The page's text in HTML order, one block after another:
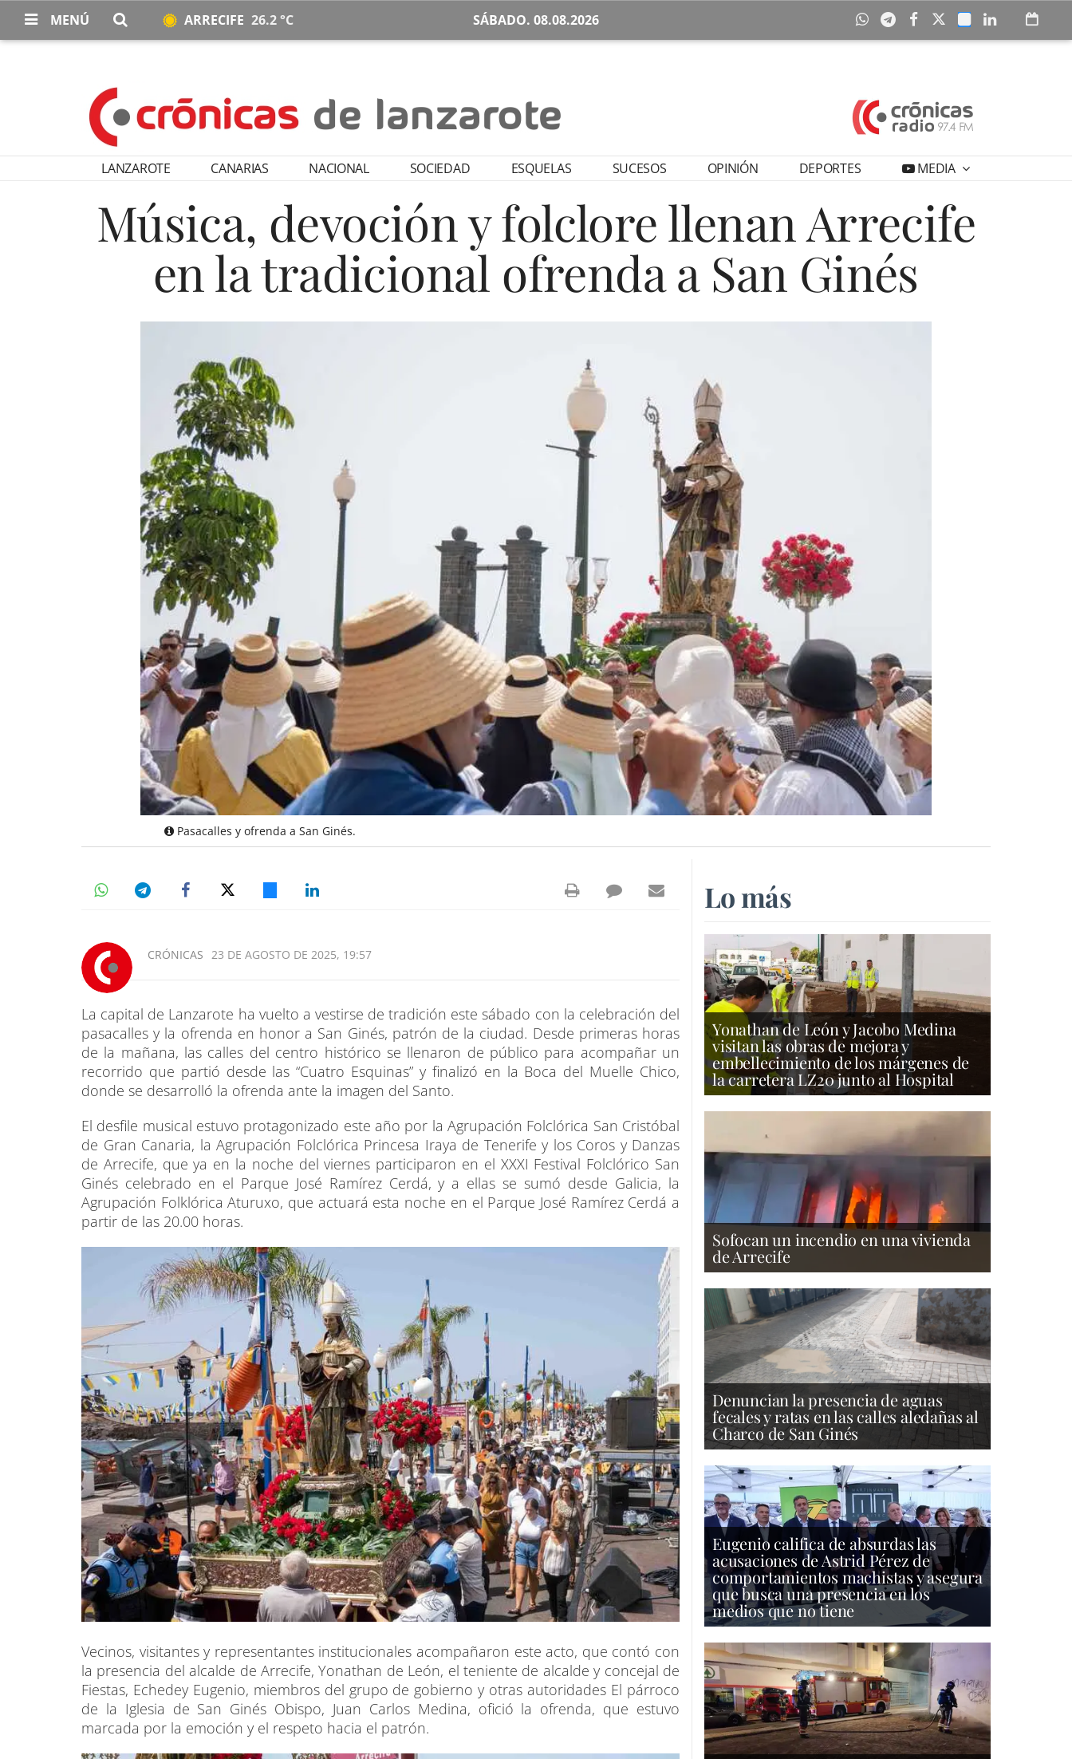
MENÚ ARRECIFE 26.2 °C SÁBADO. 08.08.2026
LANZAROTE CANARIAS NACIONAL SOCIEDAD ESQUELAS SUCESOS OPINIÓN DEPORTES MEDIA
Música, devoción y folclore llenan Arrecife
en la tradicional ofrenda a San Ginés
Pasacalles y ofrenda a San Ginés.
CRÓNICAS 23 DE AGOSTO DE 2025, 19:57
La capital de Lanzarote ha vuelto a vestirse de tradición este sábado con la celebración del
pasacalles y la ofrenda en honor a San Ginés, patrón de la ciudad. Desde primeras horas
de la mañana, las calles del centro histórico se llenaron de público para acompañar un
recorrido que partió desde las “Cuatro Esquinas” y finalizó en la Boca del Muelle Chico,
donde se desarrolló la ofrenda ante la imagen del Santo.
El desfile musical estuvo protagonizado este año por la Agrupación Folclórica San Cristóbal
de Gran Canaria, la Agrupación Folclórica Princesa Iraya de Tenerife y los Coros y Danzas
de Arrecife, que ya en la noche del viernes participaron en el XXXI Festival Folclórico San
Ginés celebrado en el Parque José Ramírez Cerdá, y a ellas se sumó desde Galicia, la
Agrupación Folklórica Aturuxo, que actuará esta noche en el Parque José Ramírez Cerdá a
partir de las 20.00 horas.
Vecinos, visitantes y representantes institucionales acompañaron este acto, que contó con
la presencia del alcalde de Arrecife, Yonathan de León, el teniente de alcalde y concejal de
Fiestas, Echedey Eugenio, miembros del grupo de gobierno y otras autoridades El párroco
de la Iglesia de San Ginés Obispo, Juan Carlos Medina, ofició la ofrenda, que estuvo
marcada por la emoción y el respeto hacia el patrón.
Lo más
Yonathan de León y Jacobo Medina
visitan las obras de mejora y
embellecimiento de los márgenes de
la carretera LZ20 junto al Hospital
Sofocan un incendio en una vivienda
de Arrecife
Denuncian la presencia de aguas
fecales y ratas en las calles aledañas al
Charco de San Ginés
Eugenio califica de absurdas las
acusaciones de Astrid Pérez de
comportamientos machistas y asegura
que busca una presencia en los
medios que no tiene